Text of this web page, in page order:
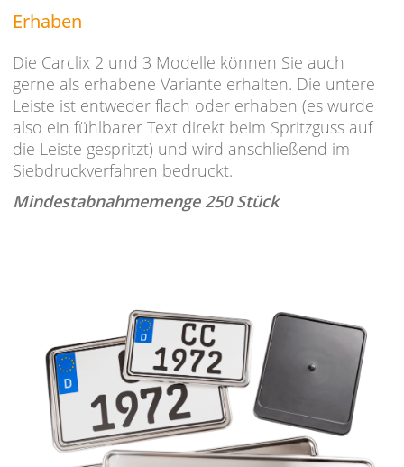
Erhaben
Die Carclix 2 und 3 Modelle können Sie auch
gerne als erhabene Variante erhalten. Die untere
Leiste ist entweder flach oder erhaben (es wurde
also ein fühlbarer Text direkt beim Spritzguss auf
die Leiste gespritzt) und wird anschließend im
Siebdruckverfahren bedruckt.
Mindestabnahmemenge 250 Stück